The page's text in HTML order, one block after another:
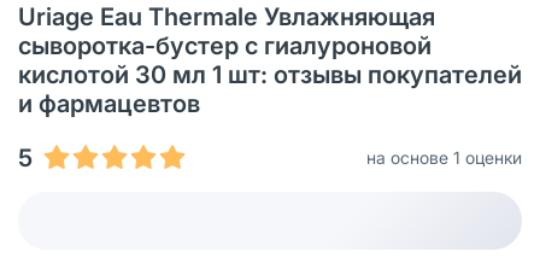
Uriage Eau Thermale Увлажняющая
сыворотка-бустер с гиалуроновой
кислотой 30 мл 1 шт: отзывы покупателей
и фармацевтов
5
на основе 1 оценки